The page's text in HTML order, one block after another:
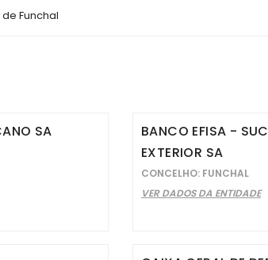
Funchal
SA
BANCO EFISA -
EXTERIOR SA
CONCELHO: FUNCHAL
VER DADOS DA ENTIDADE